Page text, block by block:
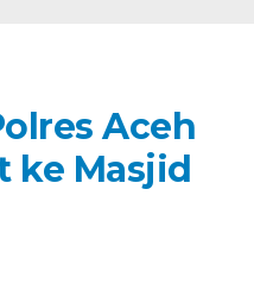
Aceh
ke Masjid